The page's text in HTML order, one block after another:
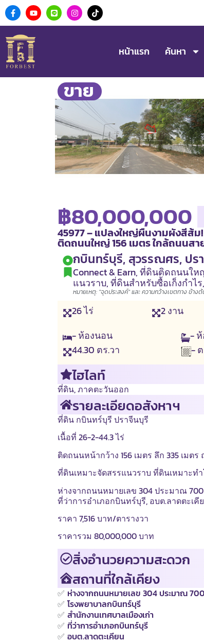
หน้าแรก ค้นหา
ขาย
฿80,000,000
45977 – แปลงใหญ่ผืนงามผังสีส้ม
ติดถนนใหญ่ 156 เมตร ใกล้ถนนส
กบินทร์บุรี, สุวรรณศร, ปร
Connect & Earn,ที่ดินติดถนนให
แนวราบ,ที่ดินสำหรับซื้อเก็งกำไร,
หมายเหตุ: "จุดประสงค์" และ ความกว้างเขตทาง ข้าง
26ไร่ 2งาน
- ห้องนอน
-
44.30 ตร.วา -
ไฮไลท์
ที่ดิน,ภาคตะวันออก
รายละเอียดอสังหาฯ
ที่ดิน กบินทร์บุรี ปราจีนบุรี
เนื้อที่ 26-2-44.3 ไร่
ติดถนนหน้ากว้าง 156 เมตร ลึก 335 เมตร
ที่ดินเหมาะจัดสรรแนวราบ ที่ดินเหมาะท
ห่างจากถนนหมายเลข 304 ประมาณ
ที่ว่าการอำเภอกบินทร์บุรี, อบต.ลาดตะเคี
ราคา 7,516 บาท/ตารางวา
ราคารวม 80,000,000 บาท
สิ่งอำนวยความสะดวก
สถานที่ใกล้เคียง
✅ ห่างจากถนนหมายเลข 304 ประมาณ
✅ โรงพยาบาลกบินทร์บุรี
✅ สำนักงานเทศบาลเมืองเก่า
✅ ที่ว่าการอำเภอกบินทร์บุรี
✅ อบต.ลาดตะเคียน